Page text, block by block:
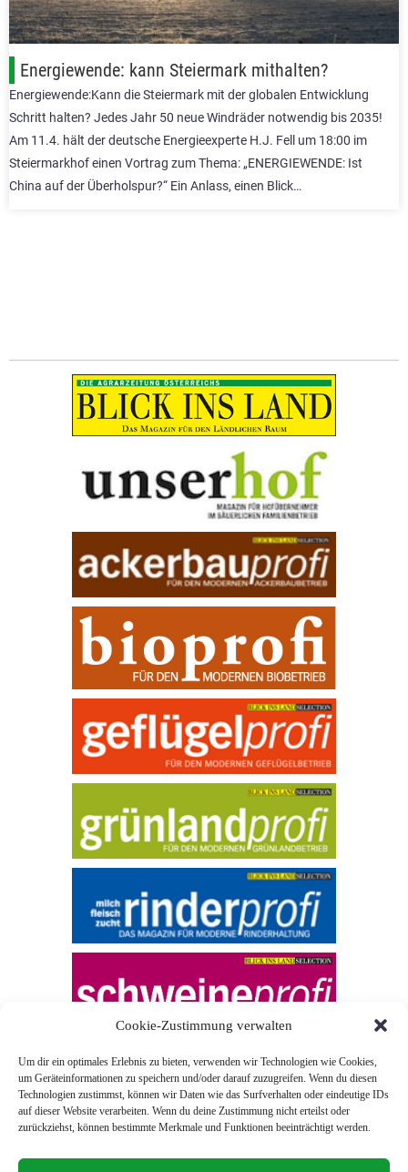
Cookie-Zustimmung verwalten
Um dir ein optimales Erlebnis zu bieten, verwenden wir Technologien wie Cookies,
um Geräteinformationen zu speichern und/oder darauf zuzugreifen. Wenn du diesen
Technologien zustimmst, können wir Daten wie das Surfverhalten oder eindeutige IDs
auf dieser Website verarbeiten. Wenn du deine Zustimmung nicht erteilst oder
zurückziehst, können bestimmte Merkmale und Funktionen beeinträchtigt werden.
Energiewende: kann Steiermark mithalten?
Energiewende:Kann die Steiermark mit der globalen Entwicklung
Schritt halten? Jedes Jahr 50 neue Windräder notwendig bis 2035!
Am 11.4. hält der deutsche Energieexperte H.J. Fell um 18:00 im
Steiermarkhof einen Vortrag zum Thema: „ENERGIEWENDE: Ist
China auf der Überholspur?“ Ein Anlass, einen Blick…